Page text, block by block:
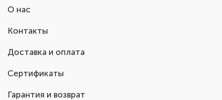
О нас
Контакты
Доставка и оплата
Сертификаты
Гарантия и возврат